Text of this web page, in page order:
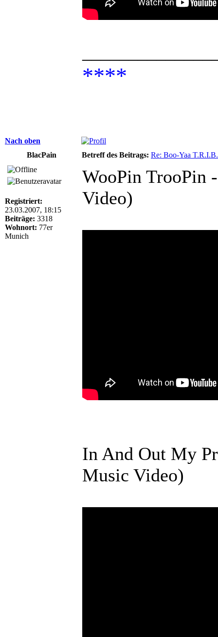
****
Nach oben
BlacPain
Betreff des Beitrags: Re: Boo-Yaa
Registriert:
23.03.2007, 18:15
Beiträge: 3318
Wohnort: 77er
Munich
WooPin TrooPin
Video)
In And Out My
Music Video)